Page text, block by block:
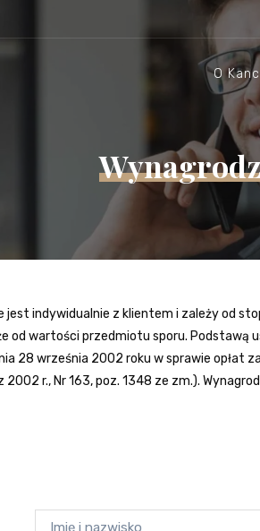
O
indywidualnie z klientem i zależy od
wartości przedmiotu sporu. Podstawą
28 września 2002 roku w sprawie
2002 r., Nr 163, poz. 1348 ze zm.).